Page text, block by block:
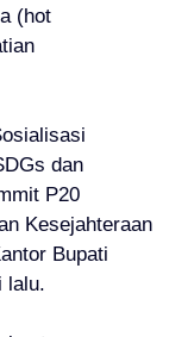
(hot
dan
P20
Kesejahteraan
Bupati
lalu.